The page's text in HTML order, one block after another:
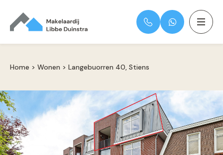
Home > Wonen > Langebuorren 40, Stiens